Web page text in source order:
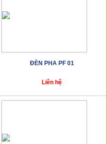
ĐÈN PHA PF 01
Liên hệ